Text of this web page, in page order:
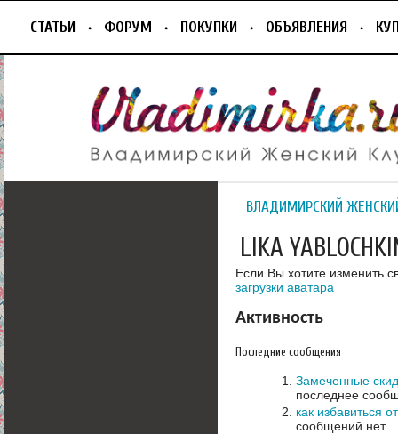
СТАТЬИ ФОРУМ ПОКУПКИ ОБЪЯВЛЕНИЯ
ВЛАДИМИРСКИЙ
LIKA
Если Вы хотите изменить
загрузки аватара
Активность
Последние сообщения
Замеченные
последнее
как избавиться
сообщений нет.